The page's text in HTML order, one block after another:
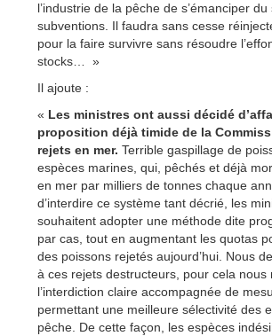
l’industrie de la pêche de s’émanciper
subventions. Il faudra sans cesse
pour la faire survivre sans résoudre
stocks… »
Il ajoute :
« Les ministres ont aussi décidé
proposition déjà timide de la
rejets en mer. Terrible gaspillage de
espèces marines, qui, pêchés et déjà
en mer par milliers de tonnes chaque
d’interdire ce système tant décrié, les
souhaitent adopter une méthode dite
par cas, tout en augmentant les quotas
des poissons rejetés aujourd’hui. Nous
à ces rejets destructeurs, pour cela nous
l’interdiction claire accompagnée de
permettant une meilleure sélectivité des
pêche. De cette façon, les espèces